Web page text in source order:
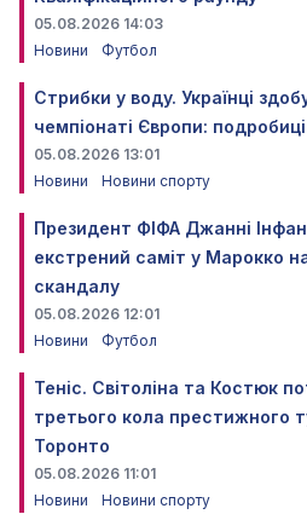
05.08.2026 14:03
Новини
Футбол
Стрибки у воду. Українці
чемпіонаті Європи: подробиці
05.08.2026 13:01
Новини
Новини спорту
Президент ФІФА Джанні
екстрений саміт у Марокко
скандалу
05.08.2026 12:01
Новини
Футбол
Теніс. Світоліна та Костюк
третього кола престижного
Торонто
05.08.2026 11:01
Новини
Новини спорту